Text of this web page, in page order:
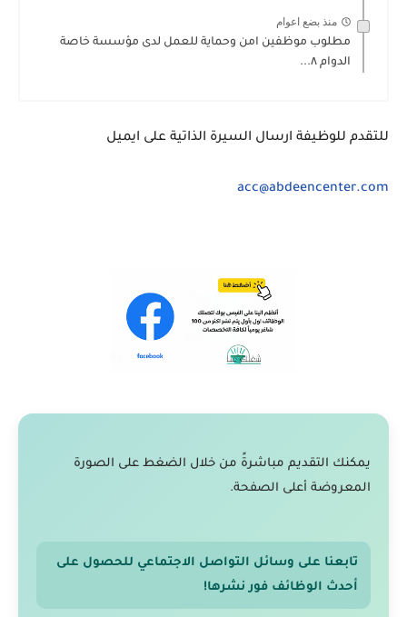
منذ بضع اعوام
مطلوب موظفين امن وحماية للعمل لدى مؤسسة خاصة
الدوام ٨...
للتقدم للوظيفة ارسال السيرة الذاتية على ايميل
acc@abdeencenter.com
يمكنك التقديم مباشرةً من خلال الضغط على الصورة
المعروضة أعلى الصفحة.
تابعنا على وسائل التواصل الاجتماعي للحصول على
أحدث الوظائف فور نشرها!